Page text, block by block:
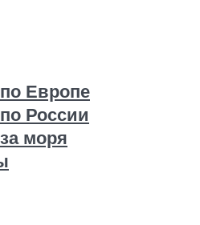
Европе
России
моря